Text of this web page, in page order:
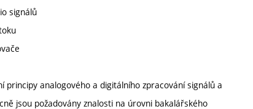
signálů
analogového a digitálního zpracování signálů a
jsou požadovány znalosti na úrovni bakalářského